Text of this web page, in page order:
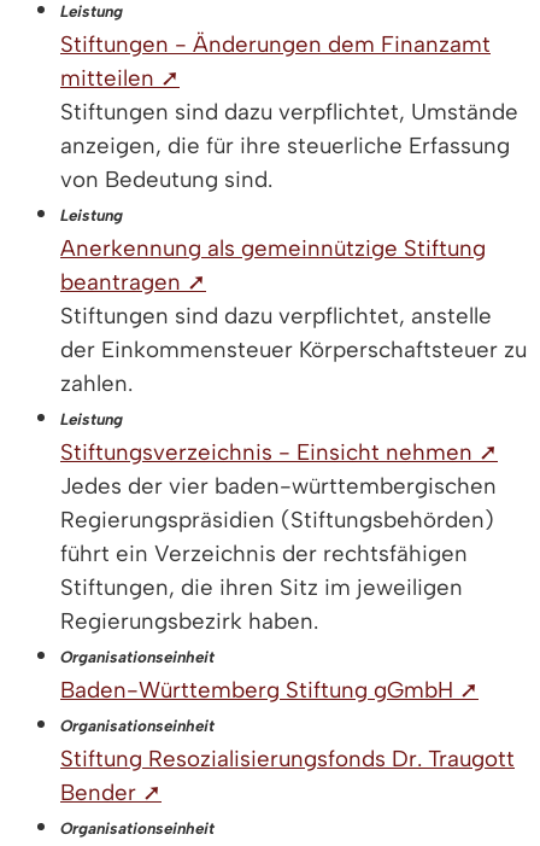
Leistung
Stiftungen - Änderungen dem Finanzamt
mitteilen ➚
Stiftungen sind dazu verpflichtet, Umstände
anzeigen, die für ihre steuerliche Erfassung
von Bedeutung sind.
Leistung
Anerkennung als gemeinnützige Stiftung
beantragen ➚
Stiftungen sind dazu verpflichtet, anstelle
der Einkommensteuer Körperschaftsteuer zu
zahlen.
Leistung
Stiftungsverzeichnis - Einsicht nehmen ➚
Jedes der vier baden-württembergischen
Regierungspräsidien (Stiftungsbehörden)
führt ein Verzeichnis der rechtsfähigen
Stiftungen, die ihren Sitz im jeweiligen
Regierungsbezirk haben.
Organisationseinheit
Baden-Württemberg Stiftung gGmbH ➚
Organisationseinheit
Stiftung Resozialisierungsfonds Dr. Traugott
Bender ➚
Organisationseinheit